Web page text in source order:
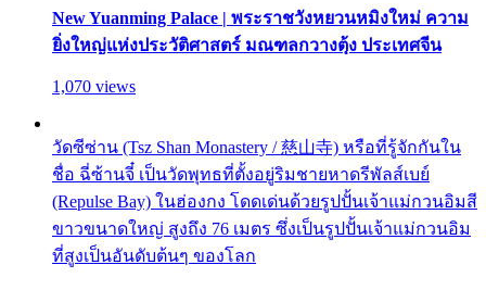
New Yuanming Palace | พระราชวังหยวนหมิงใหม่ ความ
ยิ่งใหญ่แห่งประวัติศาสตร์ มณฑลกวางตุ้ง ประเทศจีน
1,070 views
วัดซีซ่าน (Tsz Shan Monastery / 慈山寺) หรือที่รู้จักกันใน
ชื่อ ฉี่ซ้านจี๋ เป็นวัดพุทธที่ตั้งอยู่ริมชายหาดรีพัลส์เบย์
(Repulse Bay) ในฮ่องกง โดดเด่นด้วยรูปปั้นเจ้าแม่กวนอิมสี
ขาวขนาดใหญ่ สูงถึง 76 เมตร ซึ่งเป็นรูปปั้นเจ้าแม่กวนอิม
ที่สูงเป็นอันดับต้นๆ ของโลก